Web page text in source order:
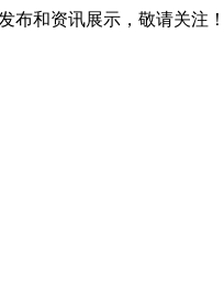
布和资讯展示，敬请关注！